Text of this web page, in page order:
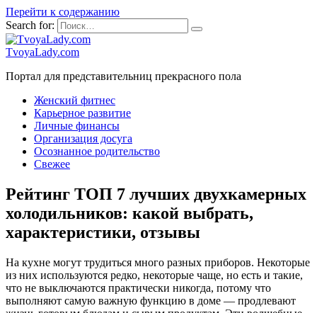
Перейти к содержанию
Search for:
TvoyaLady.com
Портал для представительниц прекрасного пола
Женский фитнес
Карьерное развитие
Личные финансы
Организация досуга
Осознанное родительство
Свежее
Рейтинг ТОП 7 лучших двухкамерных
холодильников: какой выбрать,
характеристики, отзывы
На кухне могут трудиться много разных приборов. Некоторые
из них используются редко, некоторые чаще, но есть и такие,
что не выключаются практически никогда, потому что
выполняют самую важную функцию в доме — продлевают